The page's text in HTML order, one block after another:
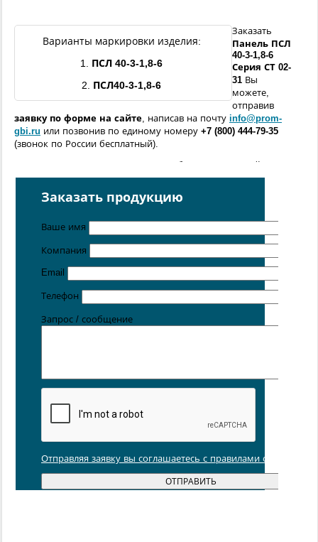
Варианты маркировки изделия:
1. ПСЛ 40-3-1,8-6
2.
ПСЛ40-3-1,8-6
Заказать
Панель ПСЛ
40-3-1,8-6
Серия СТ 02-
31 Вы
можете,
отправив
заявку по форме на сайте, написав на почту info@prom-
gbi.ru или позвонив по единому номеру +7 (800) 444-79-35
(звонок по России бесплатный).
Возможно изготовление железобетонных изделий
чертежам заказчика
Поставка осуществляется с производственных площадок,
Хабаровске,Ростове-на-Дону,Екатеринбурге,
Симферополе.
Цена от 5 руб. / кг
Заказать продукцию
Ваше имя
Компания
Email
Телефон
Запрос / сообщение
Отправляя заявку вы соглашаетесь с правилами обработки